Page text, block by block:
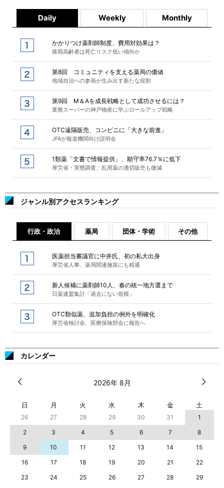
Daily Weekly Monthly
かかりつけ薬剤師制度、費用対効果は？
後期高齢者は死亡リスク低い傾向か
第8回 コミュニティを支える薬局の価値
地域自治への参画が生み出す新たな役割
第9回 M＆Aを成長戦略として成功させるには？
業務スーパーの神戸物産に学ぶロールアップ戦略
OTC遠隔販売、コンビニに「大きな前進」
JFAが報道機関向け説明会
1類薬「文書で情報提供」、順守率76.7％に低下
厚労省・実態調査、乱用薬の適切販売も微減
ジャンル別アクセスランキング
行政・政治 薬局 団体・学術 その他
医薬担当審議官に中井氏、初の私大出身
厚労省人事、薬局関連施策にも精通
新人候補に薬剤師10人、春の統一地方選まで
日薬連盟集計「過去にない規模」
OTC類似薬、追加負担の例外を明確化
厚労省検討会、医療保険部会に報告へ
カレンダー
2026年 8月
日 月 火 水 木 金 土
26 27 28 29 30 31
1
2
3 4 5 6 7
8
9
10 11 12 13 14
15
16
17 18 19 20 21
22
23
24 25 26 27 28
29